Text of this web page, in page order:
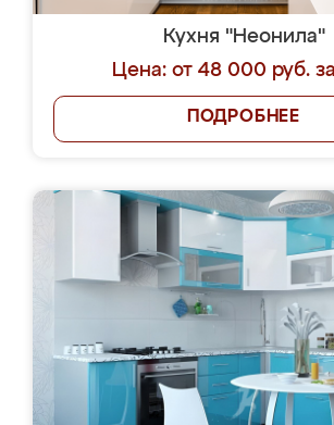
Кухня "Неонила"
Цена: от 48 000 руб.
ПОДРОБНЕЕ